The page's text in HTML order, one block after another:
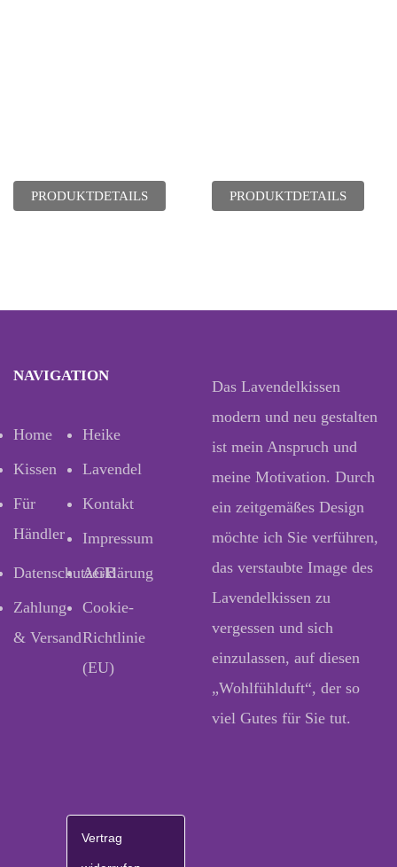
PRODUKTDETAILS PRODUKTDETAILS
NAVIGATION
Home
Heike
Kissen
Lavendel
Für
Händler
Kontakt
Impressum
Datenschutzerklärung
AGB
Zahlung
& Versand
Cookie-
Richtlinie
(EU)
Das Lavendelkissen
modern und neu gestalten
ist mein Anspruch und
meine Motivation. Durch
ein zeitgemäßes Design
möchte ich Sie verführen,
das verstaubte Image des
Lavendelkissen zu
vergessen und sich
einzulassen, auf diesen
„Wohlfühlduft“, der so
viel Gutes für Sie tut.
Vertrag